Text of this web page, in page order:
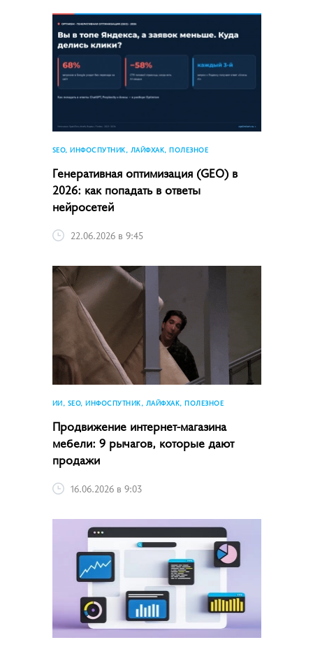
SEO, ИНФОСПУТНИК, ЛАЙФХАК, ПОЛЕЗНОЕ
Генеративная оптимизация (GEO) в
2026: как попадать в ответы
нейросетей
22.06.2026 в 9:45
ИИ, SEO, ИНФОСПУТНИК, ЛАЙФХАК, ПОЛЕЗНОЕ
Продвижение интернет-магазина
мебели: 9 рычагов, которые дают
продажи
16.06.2026 в 9:03